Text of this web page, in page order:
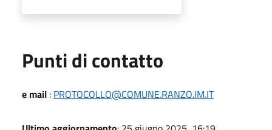
Punti di contatto
e mail : PROTOCOLLO@COMUNE.RANZO.IM.IT